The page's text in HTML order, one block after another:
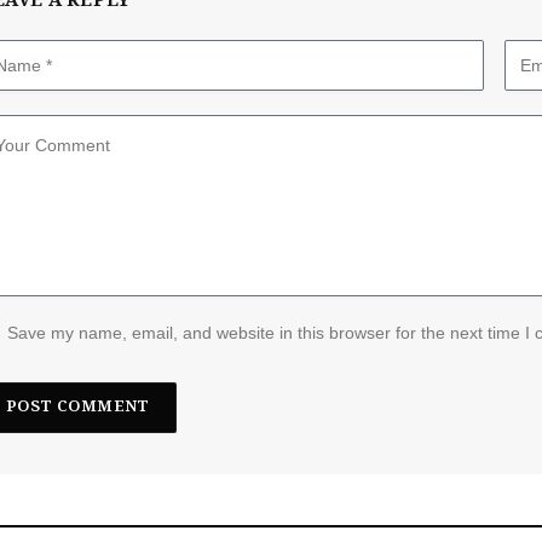
Save my name, email, and website in this browser for the next time I